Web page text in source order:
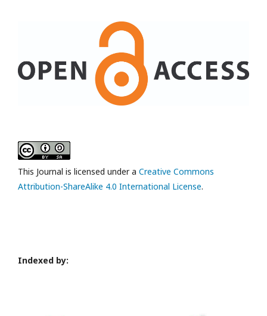
This Journal is licensed under a Creative Commons
Attribution-ShareAlike 4.0 International License.
Indexed by: